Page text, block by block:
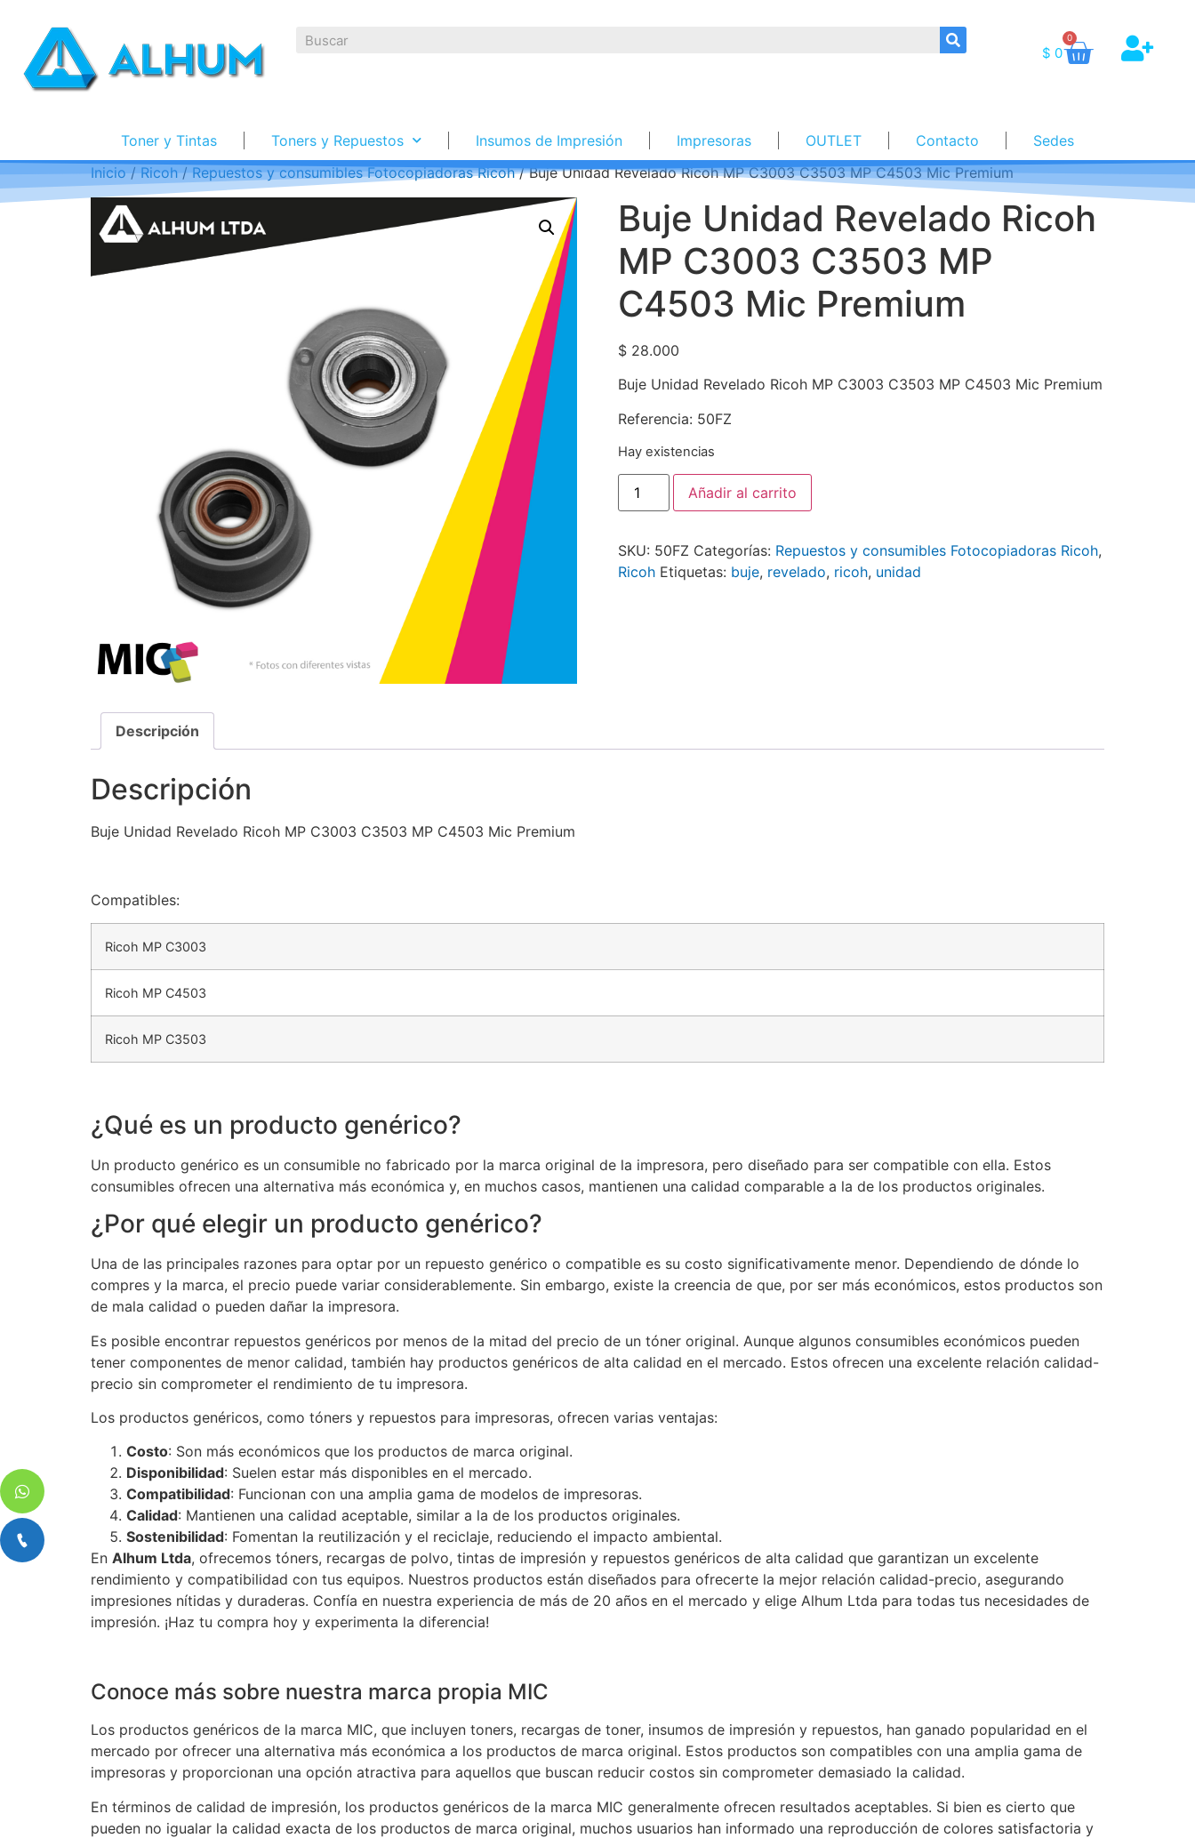
$ 0
0
Toner y Tintas Toners y Repuestos Insumos de Impresión Impresoras OUTLET Contacto
Sedes
Inicio/Ricoh/Repuestos y consumibles Fotocopiadoras Ricoh/ Buje Unidad Revelado Ricoh MP C3003 C3503 MP C4503 Mic Premium
Buje Unidad Revelado Ricoh
MP C3003 C3503 MP
C4503 Mic Premium
$28.000
Buje Unidad Revelado Ricoh MP C3003 C3503 MP C4503 Mic Premium
Referencia: 50FZ
Hay existencias
Añadir al carrito
SKU: 50FZ Categorías: Repuestos y consumibles Fotocopiadoras Ricoh,
Ricoh Etiquetas: buje, revelado, ricoh, unidad
Descripción
Descripción
Buje Unidad Revelado Ricoh MP C3003 C3503 MP C4503 Mic Premium
Compatibles:
Ricoh MP C3003
Ricoh MP C4503
Ricoh MP C3503
¿Qué es un producto genérico?
Un producto genérico es un consumible no fabricado por la marca original de la impresora, pero diseñado para ser compatible con ella. Estos
consumibles ofrecen una alternativa más económica y, en muchos casos, mantienen una calidad comparable a la de los productos originales.
¿Por qué elegir un producto genérico?
Una de las principales razones para optar por un repuesto genérico o compatible es su costo significativamente menor. Dependiendo de dónde lo
compres y la marca, el precio puede variar considerablemente. Sin embargo, existe la creencia de que, por ser más económicos, estos productos son
de mala calidad o pueden dañar la impresora.
Es posible encontrar repuestos genéricos por menos de la mitad del precio de un tóner original. Aunque algunos consumibles económicos pueden
tener componentes de menor calidad, también hay productos genéricos de alta calidad en el mercado. Estos ofrecen una excelente relación calidad-
precio sin comprometer el rendimiento de tu impresora.
Los productos genéricos, como tóners y repuestos para impresoras, ofrecen varias ventajas:
Costo: Son más económicos que los productos de marca original.
Disponibilidad: Suelen estar más disponibles en el mercado.
Compatibilidad: Funcionan con una amplia gama de modelos de impresoras.
Calidad: Mantienen una calidad aceptable, similar a la de los productos originales.
Sostenibilidad: Fomentan la reutilización y el reciclaje, reduciendo el impacto ambiental.
En Alhum Ltda, ofrecemos tóners, recargas de polvo, tintas de impresión y repuestos genéricos de alta calidad que garantizan un excelente
rendimiento y compatibilidad con tus equipos. Nuestros productos están diseñados para ofrecerte la mejor relación calidad-precio, asegurando
impresiones nítidas y duraderas. Confía en nuestra experiencia de más de 20 años en el mercado y elige Alhum Ltda para todas tus necesidades de
impresión. ¡Haz tu compra hoy y experimenta la diferencia!
Conoce más sobre nuestra marca propia MIC
Los productos genéricos de la marca MIC, que incluyen toners, recargas de toner, insumos de impresión y repuestos, han ganado popularidad en el
mercado por ofrecer una alternativa más económica a los productos de marca original. Estos productos son compatibles con una amplia gama de
impresoras y proporcionan una opción atractiva para aquellos que buscan reducir costos sin comprometer demasiado la calidad.
En términos de calidad de impresión, los productos genéricos de la marca MIC generalmente ofrecen resultados aceptables. Si bien es cierto que
pueden no igualar la calidad exacta de los productos de marca original, muchos usuarios han informado una reproducción de colores satisfactoria y